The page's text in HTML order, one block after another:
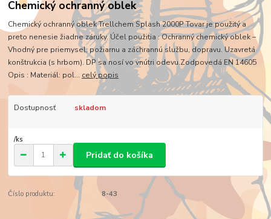
Chemický ochranný oblek
Chemický ochranný oblek Trellchem Splash 2000P Tovar je použitý a
preto nenesie žiadne záruky. Účel použitia : Ochranný chemický oblek –
Vhodný pre priemysel, požiarnu a záchrannú službu, dopravu. Uzavretá
konštrukcia (s hrbom). DP sa nosí vo vnútri odevu.Zodpovedá EN 14605
Opis : Materiál: pol... celý popis
Dostupnosť skladom
/ks
Pridať do košíka
Číslo produktu: 8-43